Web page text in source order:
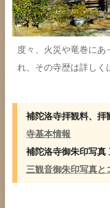
度々、火災や竜巻に
れ、その寺歴は詳しく
補陀洛寺拝観料、
寺基本情報
補陀洛寺御朱印写
三観音御朱印写真と